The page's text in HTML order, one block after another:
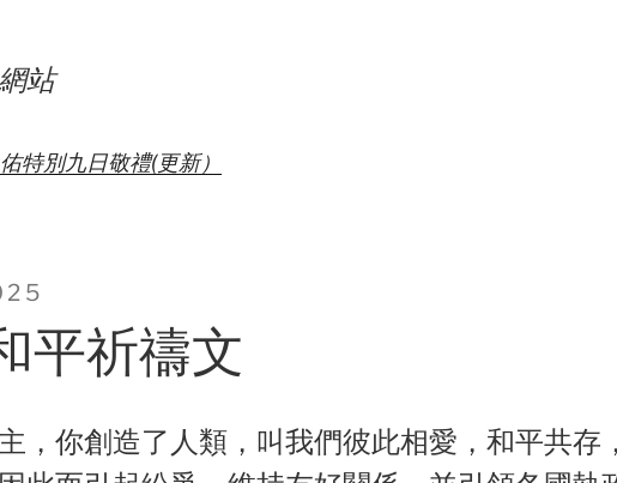
站
特別九日敬禮(更新）
平祈禱文
，你創造了人類，叫我們彼此相愛，和平共